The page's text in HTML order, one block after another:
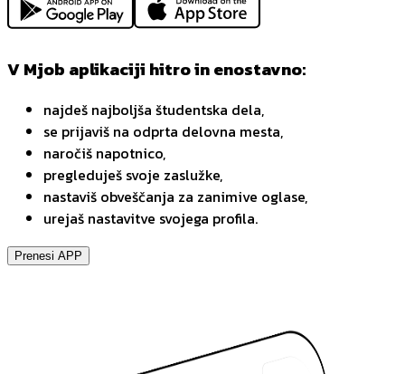
V Mjob aplikaciji hitro in enostavno:
najdeš najboljša študentska dela,
se prijaviš na odprta delovna mesta,
naročiš napotnico,
pregleduješ svoje zaslužke,
nastaviš obveščanja za zanimive oglase,
urejaš nastavitve svojega profila.
Prenesi APP